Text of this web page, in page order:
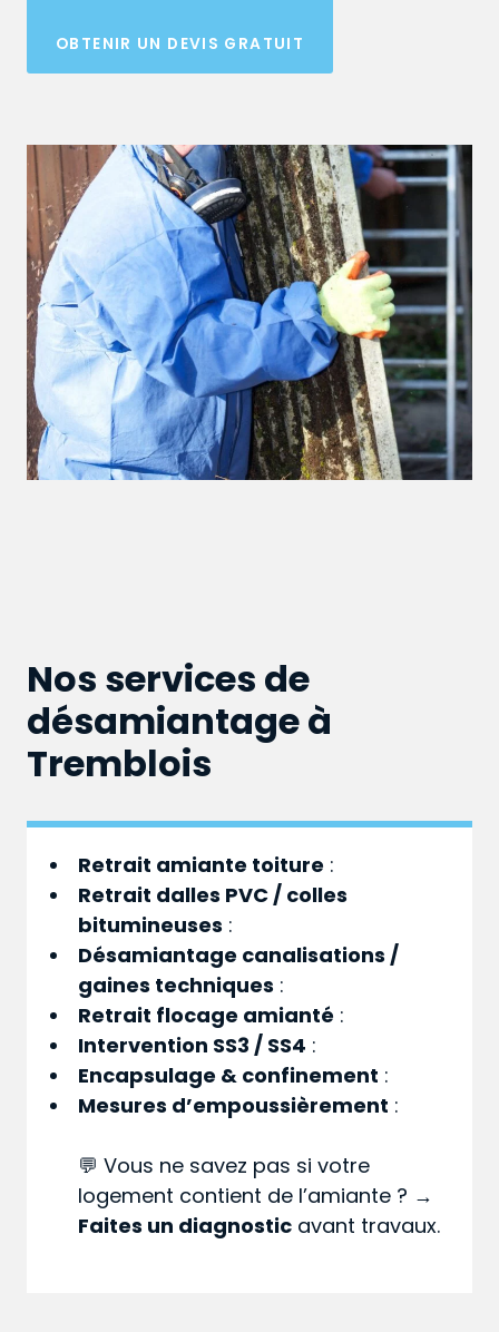
OBTENIR UN DEVIS GRATUIT
Nos services de
désamiantage à
Tremblois
Retrait amiante toiture :
Retrait dalles PVC / colles
bitumineuses :
Désamiantage canalisations /
gaines techniques :
Retrait flocage amianté :
Intervention SS3 / SS4 :
Encapsulage & confinement :
Mesures d’empoussièrement :
💬 Vous ne savez pas si votre
logement contient de l’amiante ? →
Faites un diagnostic avant travaux.